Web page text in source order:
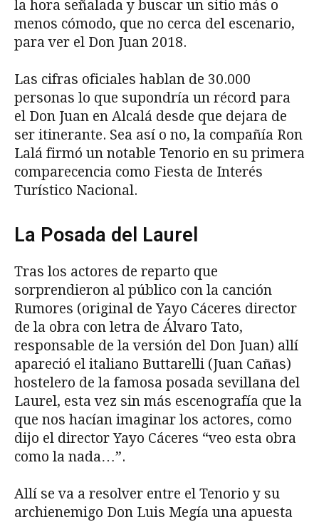
la hora señalada y buscar un sitio más o
menos cómodo, que no cerca del escenario,
para ver el Don Juan 2018.
Las cifras oficiales hablan de 30.000
personas lo que supondría un récord para
el Don Juan en Alcalá desde que dejara de
ser itinerante. Sea así o no, la compañía Ron
Lalá firmó un notable Tenorio en su primera
comparecencia como Fiesta de Interés
Turístico Nacional.
La Posada del Laurel
Tras los actores de reparto que
sorprendieron al público con la canción
Rumores (original de Yayo Cáceres director
de la obra con letra de Álvaro Tato,
responsable de la versión del Don Juan) allí
apareció el italiano Buttarelli (Juan Cañas)
hostelero de la famosa posada sevillana del
Laurel, esta vez sin más escenografía que la
que nos hacían imaginar los actores, como
dijo el director Yayo Cáceres “veo esta obra
como la nada…”.
Allí se va a resolver entre el Tenorio y su
archienemigo Don Luis Megía una apuesta